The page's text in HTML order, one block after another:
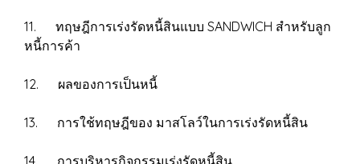
11. ทฤษฎีการเร่งรัดหนี้สินแบบ SANDWICH สำหรับลูก
หนี้การค้า
12. ผลของการเป็นหนี้
13. การใช้ทฤษฎีของ มาสโลว์ในการเร่งรัดหนี้สิน
14. การบริหารกิจกรรมเร่งรัดหนี้สิน